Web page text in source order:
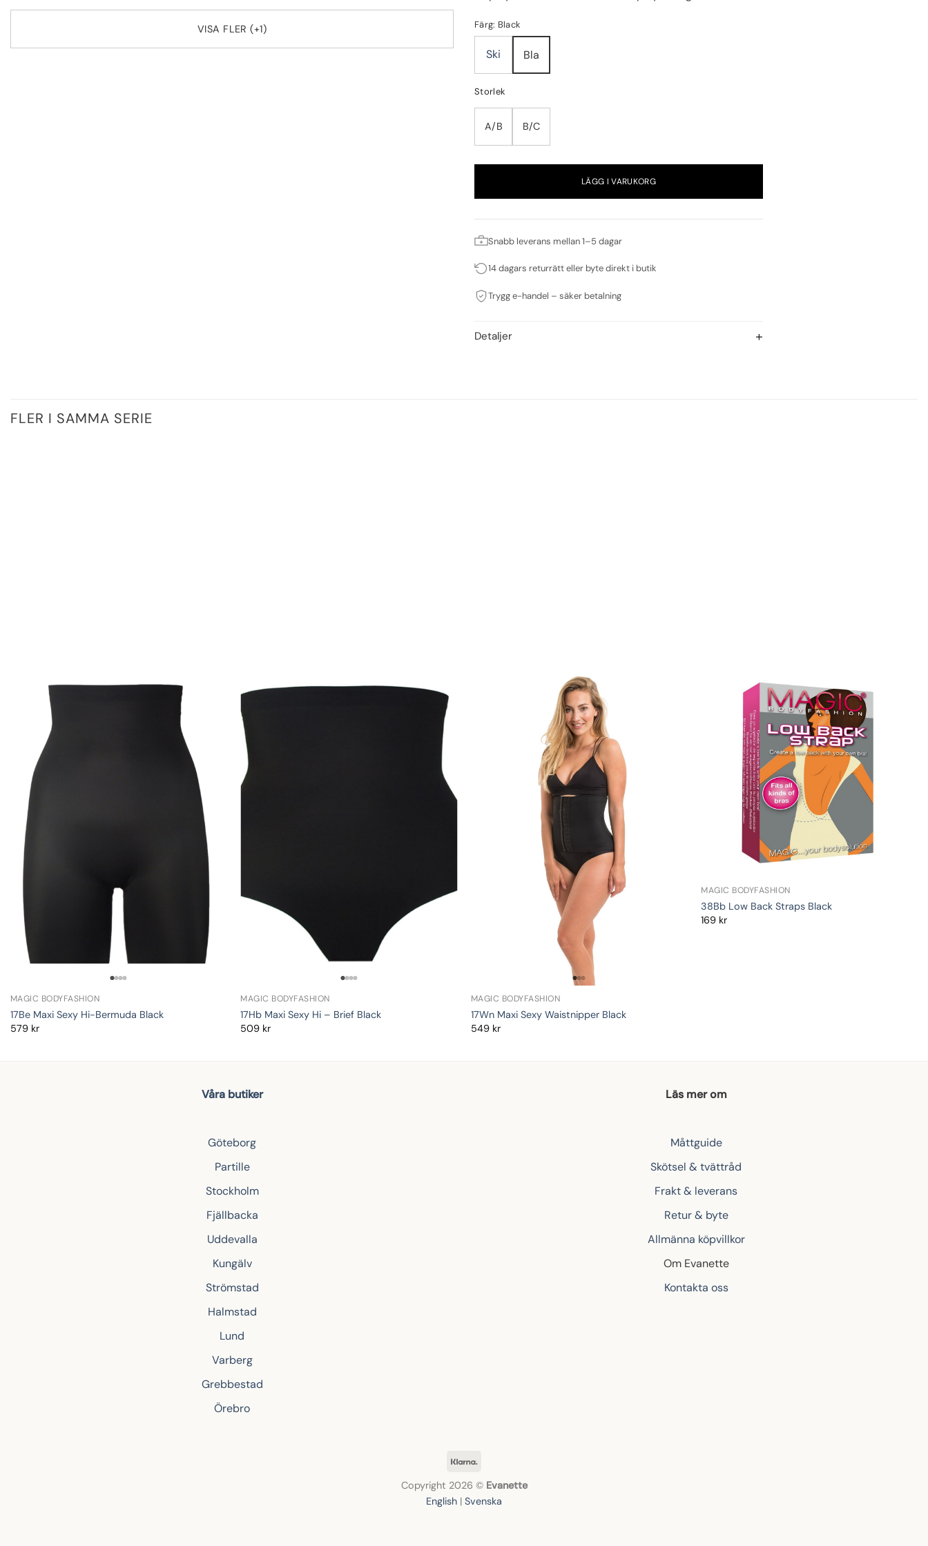
VISA FLER (+1) Färg: Black
Ski Bla
Storlek
A/B B/C
LÄGG I VARUKORG
Snabb leverans mellan 1–5 dagar
14 dagars returrätt eller byte direkt i butik
Trygg e-handel – säker betalning
Detaljer
FLER I SAMMA SERIE
MAGIC BODYFASHION
17Be Maxi Sexy Hi-Bermuda Black
579 kr
MAGIC BODYFASHION
17Hb Maxi Sexy Hi – Brief Black
509 kr
MAGIC BODYFASHION
17Wn Maxi Sexy Waistnipper Black
549 kr
MAGIC BODYFASHION
38Bb Low Back Straps Black
169 kr
Våra butiker
Göteborg
Partille
Stockholm
Fjällbacka
Uddevalla
Kungälv
Strömstad
Halmstad
Lund
Varberg
Grebbestad
Örebro
Läs mer om
Måttguide
Skötsel & tvättråd
Frakt & leverans
Retur & byte
Allmänna köpvillkor
Om Evanette
Kontakta oss
Copyright 2026 © Evanette
English | Svenska